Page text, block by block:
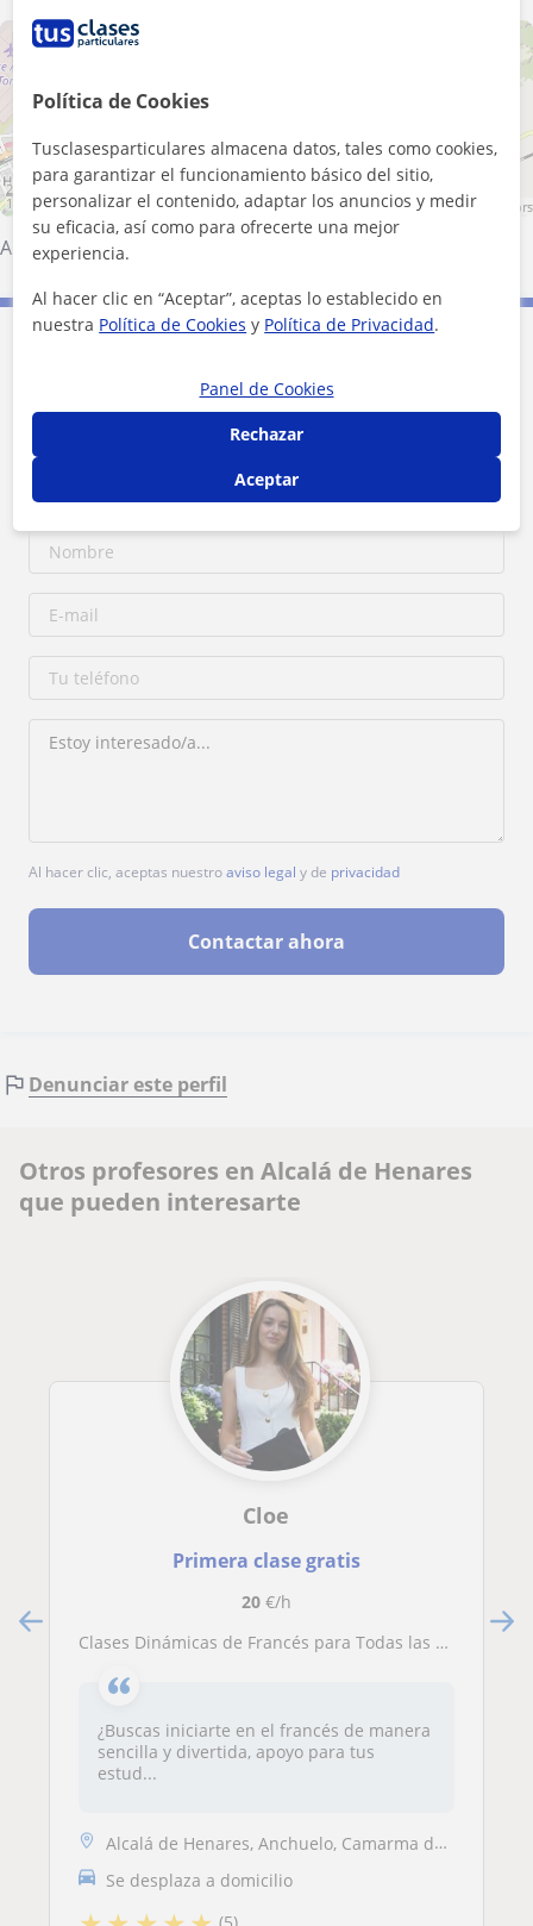
+ −
2 km
1 mi
Leaflet| © OpenStreetMapcontributors
Alcalá de Henares
Tarifa 10€/h
Al hacer clic, aceptas nuestroaviso legal y de privacidad
Contactar ahora
Denunciar este perfil
Otros profesores en Alcalá de Henares
que pueden interesarte
Cloe
Primera clase gratis
20€/h
Clases Dinámicas de Francés para Todas las Edades y Niveles
¿Buscas iniciarte en el francés de manera
sencilla y divertida, apoyo para tus
estud...
Alcalá de Henares, Anchuelo, Camarma de Esteruelas, Villalbilla, San Sebastián de los Reyes, Meco, Guadalajara Capital
Se desplaza a domicilio
(5)
Política de Cookies
Tusclasesparticulares almacena datos, tales como cookies,
para garantizar el funcionamiento básico del sitio,
personalizar el contenido, adaptar los anuncios y medir
su eficacia, así como para ofrecerte una mejor
experiencia.
Al hacer clic en “Aceptar”, aceptas lo establecido en
nuestra Política de Cookies y Política de Privacidad.
Panel de Cookies
Rechazar
Aceptar